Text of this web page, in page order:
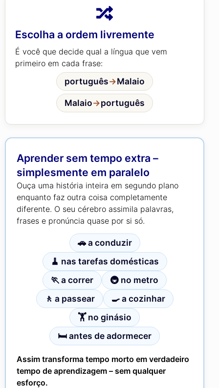
Escolha a ordem livremente
É você que decide qual a língua que vem
primeiro em cada frase:
português→Malaio
Malaio→português
Aprender sem tempo extra –
simplesmente em paralelo
Ouça uma história inteira em segundo plano
enquanto faz outra coisa completamente
diferente. O seu cérebro assimila palavras,
frases e pronúncia quase por si só.
🚗 a conduzir
🧹 nas tarefas domésticas
🏃 a correr
🚇 no metro
🚶 a passear
🍳 a cozinhar
🏋 no ginásio
🛏 antes de adormecer
Assim transforma tempo morto em verdadeiro
tempo de aprendizagem – sem qualquer
esforço.